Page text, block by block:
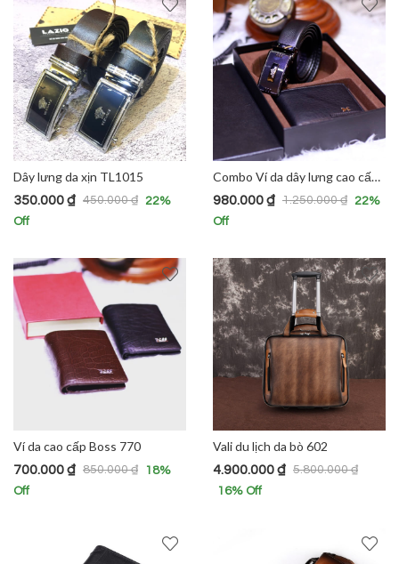
Dây lưng da xịn TL1015
450.000₫
350.000₫ 22%
Off
Combo Ví da dây lưng cao cấp TL1017
1.250.000₫
980.000₫ 22%
Off
Ví da cao cấp Boss 770
850.000₫
700.000₫ 18%
Off
Vali du lịch da bò 602
5.800.000₫
4.900.000₫
16% Off